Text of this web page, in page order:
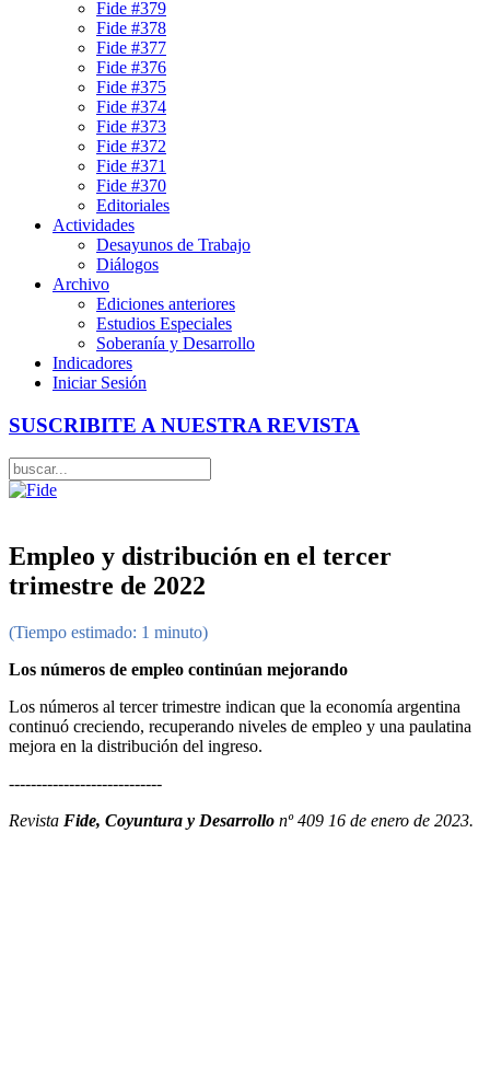
Fide #379
Fide #378
Fide #377
Fide #376
Fide #375
Fide #374
Fide #373
Fide #372
Fide #371
Fide #370
Editoriales
Actividades
Desayunos de Trabajo
Diálogos
Archivo
Ediciones anteriores
Estudios Especiales
Soberanía y Desarrollo
Indicadores
Iniciar Sesión
SUSCRIBITE A NUESTRA REVISTA
Empleo y distribución en el tercer
trimestre de 2022
(Tiempo estimado: 1 minuto)
Los números de empleo continúan mejorando
Los números al tercer trimestre indican que la economía argentina
continuó creciendo, recuperando niveles de empleo y una paulatina
mejora en la distribución del ingreso.
----------------------------
Revista Fide, Coyuntura y Desarrollo nº 409 16 de enero de 2023.